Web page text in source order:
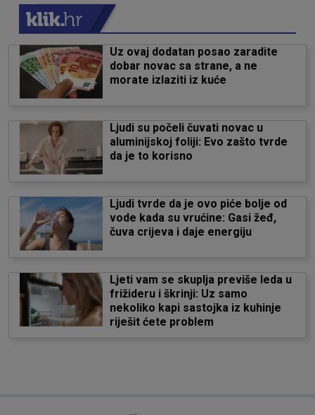
Uz ovaj dodatan posao zaradite
dobar novac sa strane, a ne
morate izlaziti iz kuće
Ljudi su počeli čuvati novac u
aluminijskoj foliji: Evo zašto tvrde
da je to korisno
Ljudi tvrde da je ovo piće bolje od
vode kada su vrućine: Gasi žeđ,
čuva crijeva i daje energiju
Ljeti vam se skuplja previše leda u
frižideru i škrinji: Uz samo
nekoliko kapi sastojka iz kuhinje
riješit ćete problem